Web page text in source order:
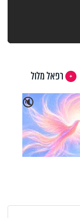
רפאל מלול
🔇